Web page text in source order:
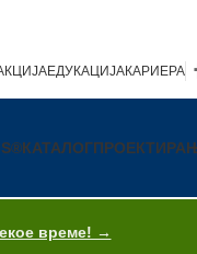
ЕДУКАЦИЈАКАРИЕРА
КАТАЛОГ
време! →